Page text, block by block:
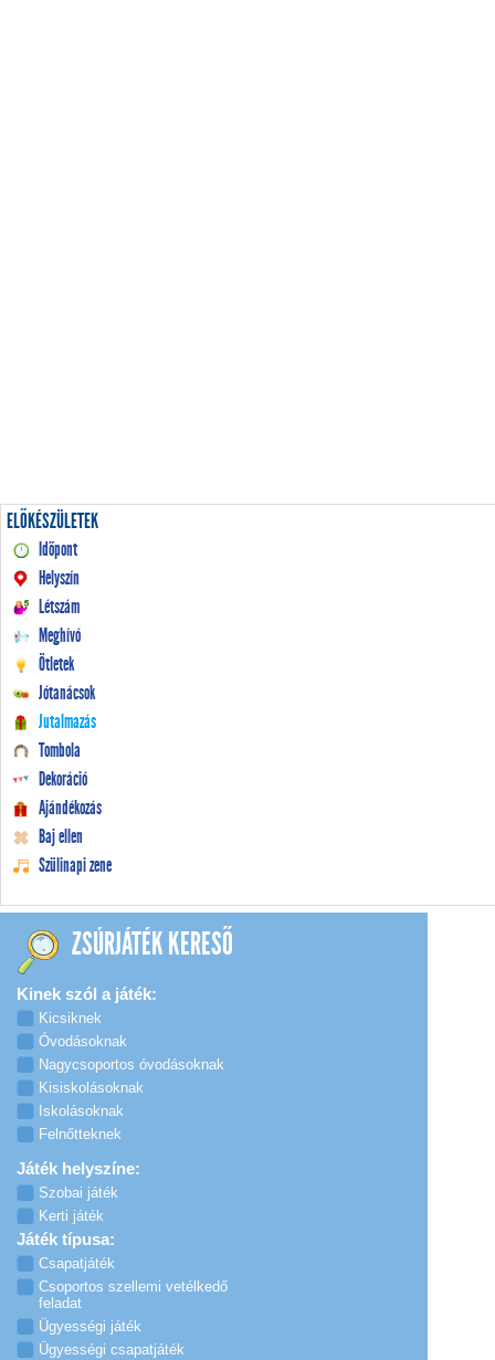
ELŐKÉSZÜLETEK
Időpont
Helyszín
Létszám
Meghívó
Ötletek
Jótanácsok
Jutalmazás
Tombola
Dekoráció
Ajándékozás
Baj ellen
Szülinapi zene
ZSÚRJÁTÉK KERESŐ
Kinek szól a játék:
Kicsiknek
Óvodásoknak
Nagycsoportos óvodásoknak
Kisiskolásoknak
Iskolásoknak
Felnőtteknek
Játék helyszíne:
Szobai játék
Kerti játék
Játék típusa:
Csapatjáték
Csoportos szellemi vetélkedő
feladat
Ügyességi játék
Ügyességi csapatjáték